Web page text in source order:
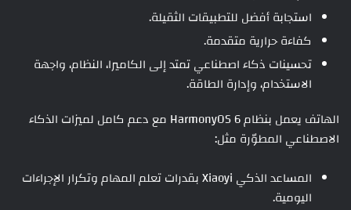
استجابة أفضل للتطبيقات الثقيلة.
كفاءة حرارية متقدمة.
تحسينات ذكاء اصطناعي تمتد إلى الكاميرا، النظام، واجهة
الاستخدام، وإدارة الطاقة.
الهاتف يعمل بنظام HarmonyOS 6 مع دعم كامل لميزات الذكاء
الاصطناعي المطوّرة مثل:
المساعد الذكي Xiaoyi بقدرات تعلم المهام وتكرار الإجراءات
اليومية.